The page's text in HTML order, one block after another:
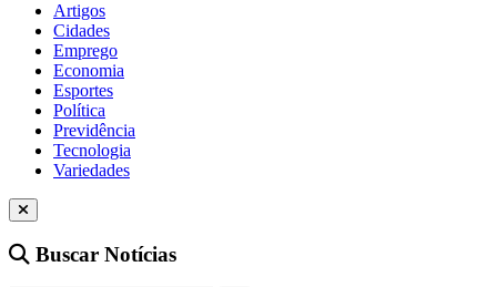
Artigos
Cidades
Emprego
Economia
Esportes
Política
Previdência
Tecnologia
Variedades
Buscar Notícias